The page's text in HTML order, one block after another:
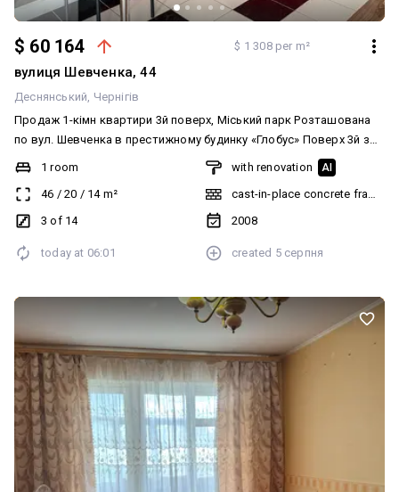
$ 60 164 $ 1 308 per m²
вулиця Шевченка, 44
Деснянський Чернігів
Продаж 1-кімн квартири 3й поверх, Міський парк Розташована
по вул. Шевченка в престижному будинку «Глобус» Поверх 3й з
14ти Загальна площа 46 м2, кімната 20 м2, кухня 14 м2 Будинок
меблями і технікою Можна одразу заїхати і жити або здавати в
оренду Поруч парк Відеоогляд на території, консьєрж
1 room
46 / 20 / 14m²
3 of 14
with renovation AI
cast-in-place concrete frame
2008
today at 06:01 created 5 серпня